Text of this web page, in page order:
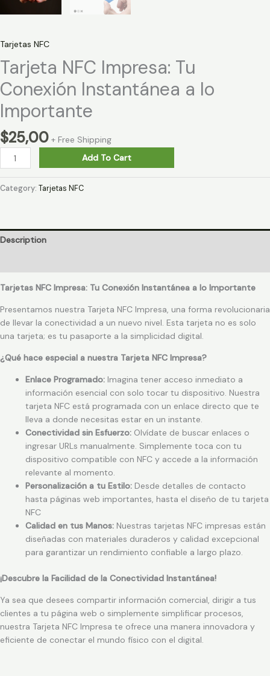
Tarjetas NFC
Tarjeta NFC Impresa: Tu
Conexión Instantánea a lo
Importante
$25,00 + Free Shipping
Add To Cart
Category: Tarjetas NFC
Description
Tarjetas NFC Impresa: Tu Conexión Instantánea a lo Importante
Presentamos nuestra Tarjeta NFC Impresa, una forma revolucionaria
de llevar la conectividad a un nuevo nivel. Esta tarjeta no es solo
una tarjeta; es tu pasaporte a la simplicidad digital.
¿Qué hace especial a nuestra Tarjeta NFC Impresa?
Enlace Programado: Imagina tener acceso inmediato a
información esencial con solo tocar tu dispositivo. Nuestra
tarjeta NFC está programada con un enlace directo que te
lleva a donde necesitas estar en un instante.
Conectividad sin Esfuerzo: Olvídate de buscar enlaces o
ingresar URLs manualmente. Simplemente toca con tu
dispositivo compatible con NFC y accede a la información
relevante al momento.
Personalización a tu Estilo: Desde detalles de contacto
hasta páginas web importantes, hasta el diseño de tu tarjeta
NFC
Calidad en tus Manos: Nuestras tarjetas NFC impresas están
diseñadas con materiales duraderos y calidad excepcional
para garantizar un rendimiento confiable a largo plazo.
¡Descubre la Facilidad de la Conectividad Instantánea!
Ya sea que desees compartir información comercial, dirigir a tus
clientes a tu página web o simplemente simplificar procesos,
nuestra Tarjeta NFC Impresa te ofrece una manera innovadora y
eficiente de conectar el mundo físico con el digital.